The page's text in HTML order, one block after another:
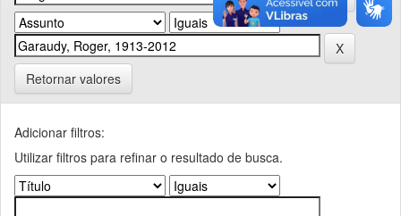
Retornar valores
Adicionar filtros:
Utilizar filtros para refinar o resultado de busca.